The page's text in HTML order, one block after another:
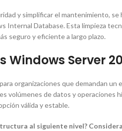
y simplificar el mantenimiento,
Internal Database. Esta limpieza
seguro y eficiente a largo plazo.
Windows Server
organizaciones que demandan
volúmenes de datos y operaciones
válida y estable.
al siguiente nivel?